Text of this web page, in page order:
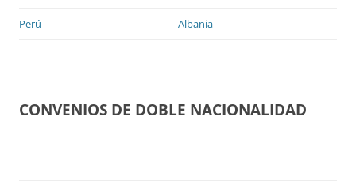
Perú Albania
CONVENIOS DE DOBLE NACIONALIDAD